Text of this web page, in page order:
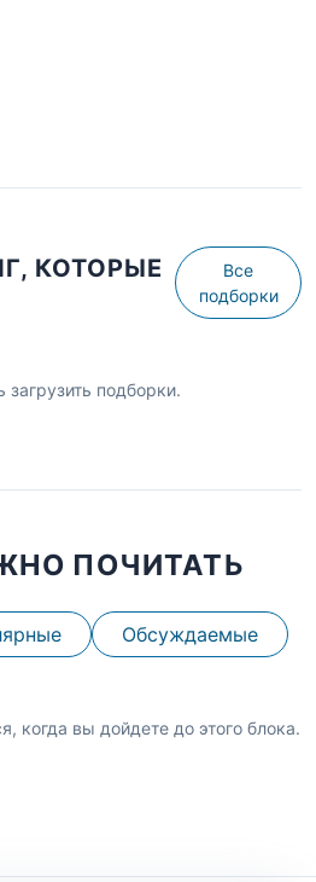
КОТОРЫЕ
Все
подборки
загрузить подборки.
ПОЧИТАТЬ
Обсуждаемые
когда вы дойдете до этого блока.